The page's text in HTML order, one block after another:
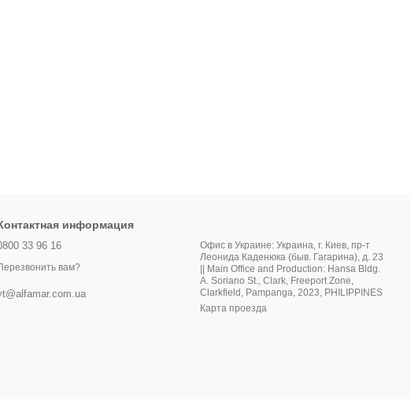
информация
33 96 16
вам?
Офис в Украине: Украина, г. Киев, пр-т
Леонида Каденюка (быв. Гагарина), д. 23
|| Main Office and Production: Hansa Bldg.
A. Soriano St., Clark, Freeport Zone,
Clarkfield, Pampanga, 2023, PHILIPPINES
Карта проезда